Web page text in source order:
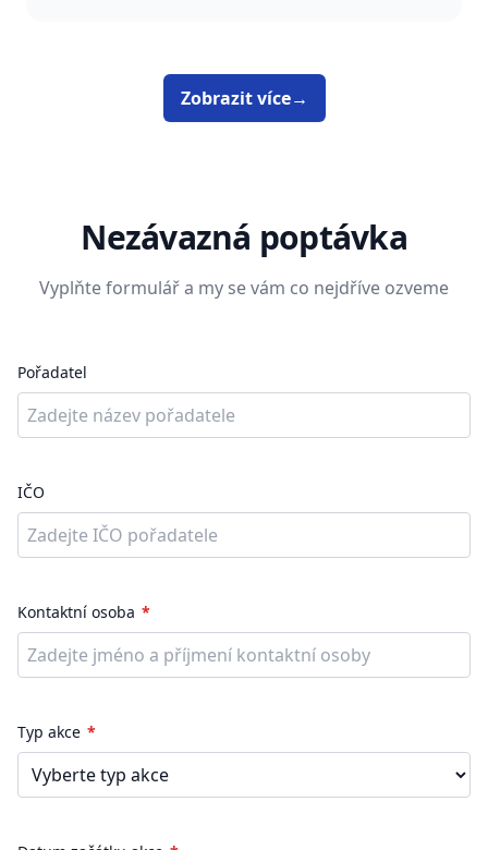
Zobrazit více→
Nezávazná poptávka
Vyplňte formulář a my se vám co nejdříve ozveme
Pořadatel
IČO
Kontaktní osoba
Typ akce